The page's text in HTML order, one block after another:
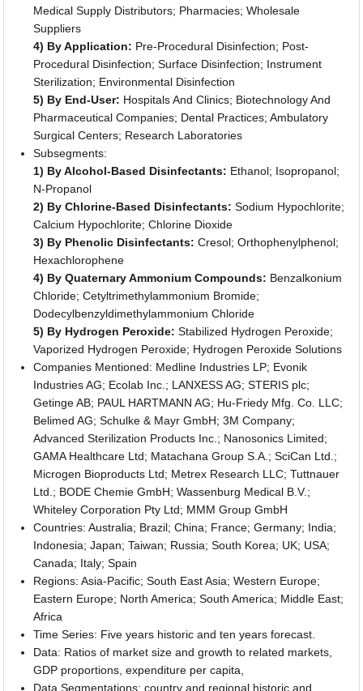
Medical Supply Distributors; Pharmacies; Wholesale
Suppliers
4) By Application: Pre-Procedural Disinfection; Post-
Procedural Disinfection; Surface Disinfection; Instrument
Sterilization; Environmental Disinfection
5) By End-User: Hospitals And Clinics; Biotechnology And
Pharmaceutical Companies; Dental Practices; Ambulatory
Surgical Centers; Research Laboratories
Subsegments:
1) By Alcohol-Based Disinfectants: Ethanol; Isopropanol;
N-Propanol
2) By Chlorine-Based Disinfectants: Sodium Hypochlorite;
Calcium Hypochlorite; Chlorine Dioxide
3) By Phenolic Disinfectants: Cresol; Orthophenylphenol;
Hexachlorophene
4) By Quaternary Ammonium Compounds: Benzalkonium
Chloride; Cetyltrimethylammonium Bromide;
Dodecylbenzyldimethylammonium Chloride
5) By Hydrogen Peroxide: Stabilized Hydrogen Peroxide;
Vaporized Hydrogen Peroxide; Hydrogen Peroxide Solutions
Companies Mentioned: Medline Industries LP; Evonik
Industries AG; Ecolab Inc.; LANXESS AG; STERIS plc;
Getinge AB; PAUL HARTMANN AG; Hu-Friedy Mfg. Co. LLC;
Belimed AG; Schulke & Mayr GmbH; 3M Company;
Advanced Sterilization Products Inc.; Nanosonics Limited;
GAMA Healthcare Ltd; Matachana Group S.A.; SciCan Ltd.;
Microgen Bioproducts Ltd; Metrex Research LLC; Tuttnauer
Ltd.; BODE Chemie GmbH; Wassenburg Medical B.V.;
Whiteley Corporation Pty Ltd; MMM Group GmbH
Countries: Australia; Brazil; China; France; Germany; India;
Indonesia; Japan; Taiwan; Russia; South Korea; UK; USA;
Canada; Italy; Spain
Regions: Asia-Pacific; South East Asia; Western Europe;
Eastern Europe; North America; South America; Middle East;
Africa
Time Series: Five years historic and ten years forecast.
Data: Ratios of market size and growth to related markets,
GDP proportions, expenditure per capita,
Data Segmentations: country and regional historic and